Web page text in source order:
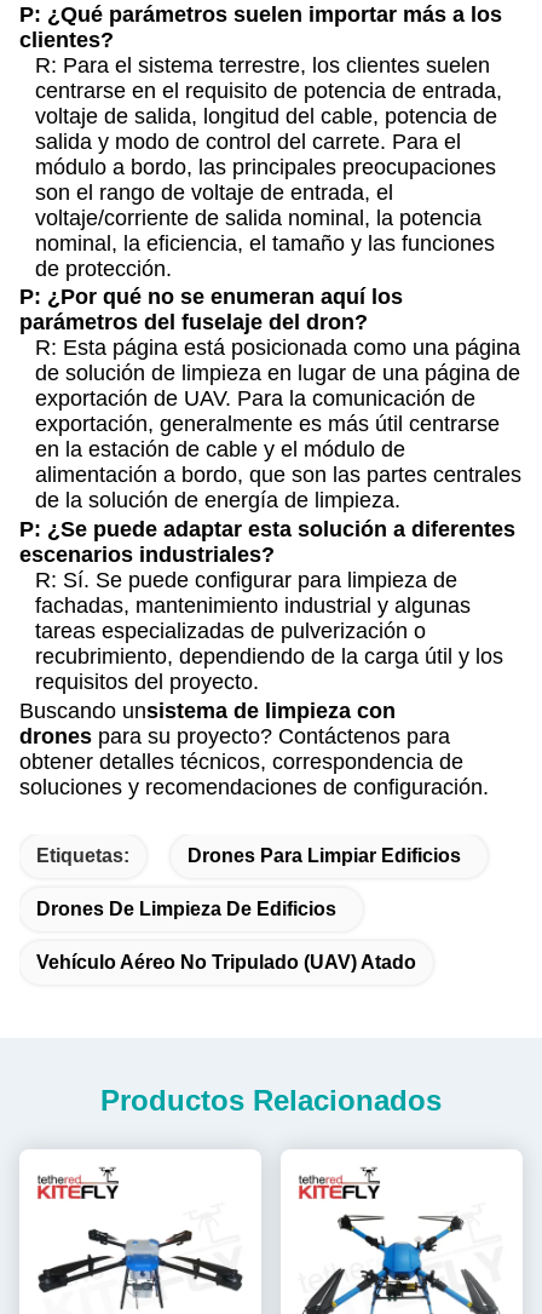
P: ¿Qué parámetros suelen importar más a los
clientes?
R: Para el sistema terrestre, los clientes suelen
centrarse en el requisito de potencia de entrada,
voltaje de salida, longitud del cable, potencia de
salida y modo de control del carrete. Para el
módulo a bordo, las principales preocupaciones
son el rango de voltaje de entrada, el
voltaje/corriente de salida nominal, la potencia
nominal, la eficiencia, el tamaño y las funciones
de protección.
P: ¿Por qué no se enumeran aquí los
parámetros del fuselaje del dron?
R: Esta página está posicionada como una página
de solución de limpieza en lugar de una página de
exportación de UAV. Para la comunicación de
exportación, generalmente es más útil centrarse
en la estación de cable y el módulo de
alimentación a bordo, que son las partes centrales
de la solución de energía de limpieza.
P: ¿Se puede adaptar esta solución a diferentes
escenarios industriales?
R: Sí. Se puede configurar para limpieza de
fachadas, mantenimiento industrial y algunas
tareas especializadas de pulverización o
recubrimiento, dependiendo de la carga útil y los
requisitos del proyecto.
Buscando unsistema de limpieza con
drones para su proyecto? Contáctenos para
obtener detalles técnicos, correspondencia de
soluciones y recomendaciones de configuración.
Etiquetas: Drones Para Limpiar Edificios
Drones De Limpieza De Edificios
Vehículo Aéreo No Tripulado (UAV) Atado
Productos Relacionados